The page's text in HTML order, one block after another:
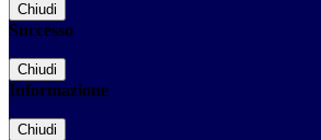
Chiudi
Successo
Chiudi
Informazione
Chiudi